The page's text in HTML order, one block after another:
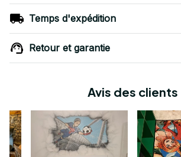
Temps d'expédition
Retour et garantie
Avis des clients